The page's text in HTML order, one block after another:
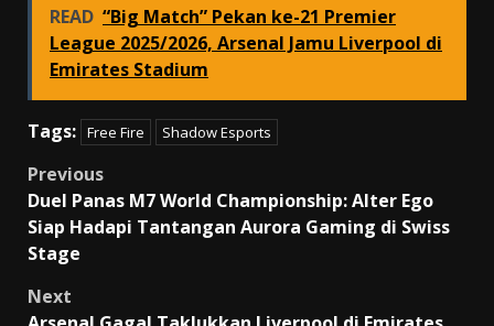
READ “Big Match” Pekan ke-21 Premier
League 2025/2026, Arsenal Jamu Liverpool di
Emirates Stadium
Tags: Free Fire Shadow Esports
Post
navigation
Previous
Duel Panas M7 World Championship: Alter Ego
Siap Hadapi Tantangan Aurora Gaming di Swiss
Stage
Next